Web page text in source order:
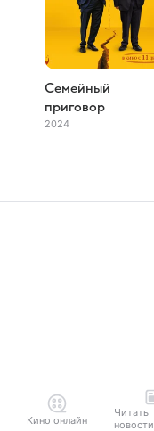
Семейный
приговор
2024
Кино онлайн
Читать
новости